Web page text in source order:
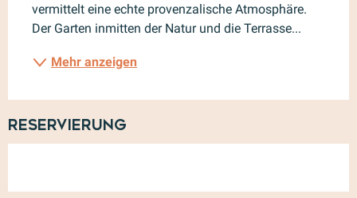
vermittelt eine echte provenzalische Atmosphäre.
Der Garten inmitten der Natur und die Terrasse...
Mehr anzeigen
Reservierung